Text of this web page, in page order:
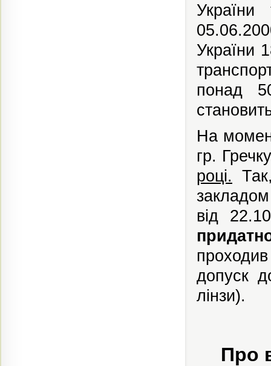
України
України
понад
На
гр.
році.
від
допуск
лінзи).
Про